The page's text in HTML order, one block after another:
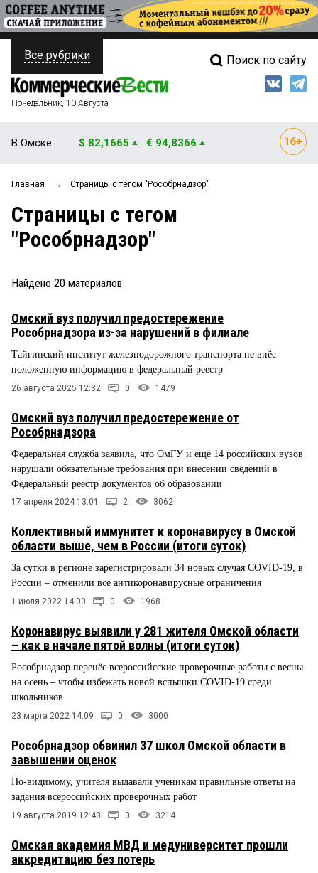
ПОЛИТИКА
ФИНАНСЫ
ОБЩЕСТВО
ЗАКОН
НОВОСТИ КОМПАНИЙ
ПРОИСШЕСТВИЯ
СТИЛЬ ЖИЗНИ
Свежий выпуск
Мнения
Все рубрики Поиск по сайту
Понедельник, 10 Августа
В Омске: $ 82,1665 € 94,8366
Главная → Страницы c тегом "Рособрнадзор"
Страницы c тегом
"Рособрнадзор"
Найдено 20 материалов
Омский вуз получил предостережение
Рособрнадзора из-за нарушений в филиале
Тайгинский институт железнодорожного транспорта не внёс
положенную информацию в федеральный реестр
26 августа 2025 12:32 0 1479
Омский вуз получил предостережение от
Рособрнадзора
Федеральная служба заявила, что ОмГУ и ещё 14 российских вузов
нарушали обязательные требования при внесении сведений в
Федеральный реестр документов об образовании
17 апреля 2024 13:01 2 3062
Коллективный иммунитет к коронавирусу в Омской
области выше, чем в России (итоги суток)
За сутки в регионе зарегистрировали 34 новых случая COVID-19, в
России – отменили все антикоронавирусные ограничения
1 июля 2022 14:00 0 1968
Коронавирус выявили у 281 жителя Омской области
– как в начале пятой волны (итоги суток)
Рособрнадзор перенёс всероссийсские проверочные работы с весны
на осень – чтобы избежать новой вспышки COVID-19 среди
школьников
23 марта 2022 14:09 0 3000
Рособрнадзор обвинил 37 школ Омской области в
завышении оценок
По-видимому, учителя выдавали ученикам правильные ответы на
задания всероссийских проверочных работ
19 августа 2019 12:40 0 3214
Омская академия МВД и медуниверситет прошли
аккредитацию без потерь